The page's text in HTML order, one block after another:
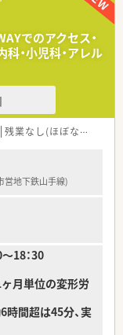
でのアクセス・
・小児科・アレル
残業なし(ほぼなし含む)
営地下鉄山手線)
18：30
月単位の変形労
時間超は45分、実